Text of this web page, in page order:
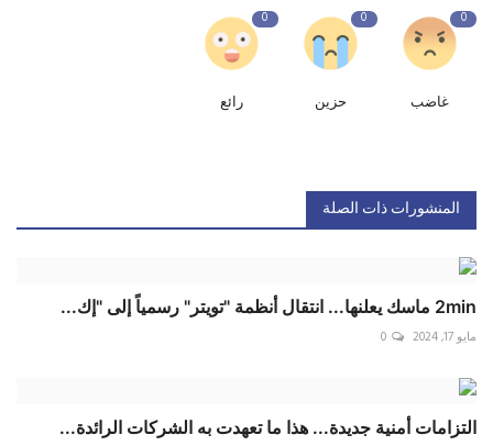
0
غاضب
0
حزين
0
رائع
المنشورات ذات الصلة
2min ماسك يعلنها... انتقال أنظمة "تويتر" رسمياً إلى "إك...
مايو 17, 2024 0
التزامات أمنية جديدة... هذا ما تعهدت به الشركات الرائدة...